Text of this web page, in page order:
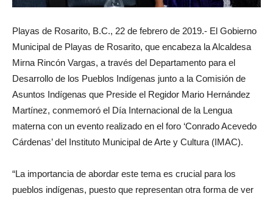
Playas de Rosarito, B.C., 22 de febrero de 2019.- El Gobierno
Municipal de Playas de Rosarito, que encabeza la Alcaldesa
Mirna Rincón Vargas, a través del Departamento para el
Desarrollo de los Pueblos Indígenas junto a la Comisión de
Asuntos Indígenas que Preside el Regidor Mario Hernández
Martínez, conmemoró el Día Internacional de la Lengua
materna con un evento realizado en el foro ‘Conrado Acevedo
Cárdenas’ del Instituto Municipal de Arte y Cultura (IMAC).
“La importancia de abordar este tema es crucial para los
pueblos indígenas, puesto que representan otra forma de ver